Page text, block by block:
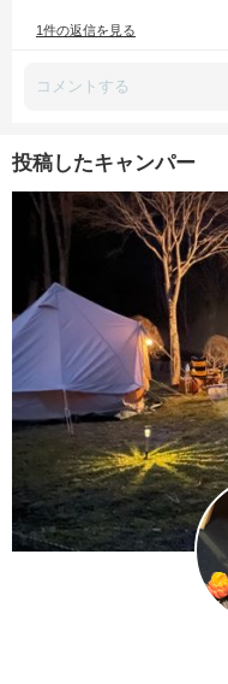
1件の返信を見る
投稿したキャンパー